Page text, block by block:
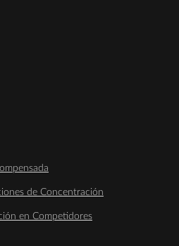
de Concentración
en Competidores